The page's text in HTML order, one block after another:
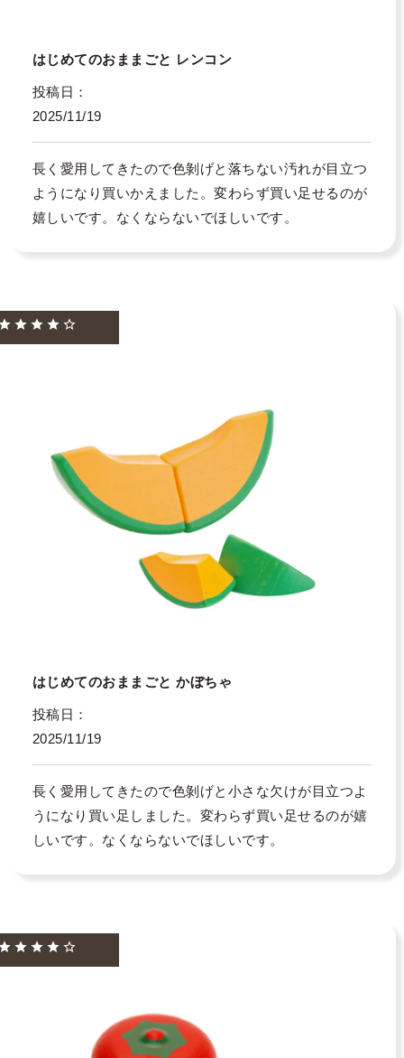
はじめてのおままごと レンコン
投稿日
2025/11/19
長く愛用してきたので色剝げと落ちない汚れが目立つ
ようになり買いかえました。変わらず買い足せるのが
嬉しいです。なくならないでほしいです。
はじめてのおままごと かぼちゃ
投稿日
2025/11/19
長く愛用してきたので色剝げと小さな欠けが目立つよ
うになり買い足しました。変わらず買い足せるのが嬉
しいです。なくならないでほしいです。